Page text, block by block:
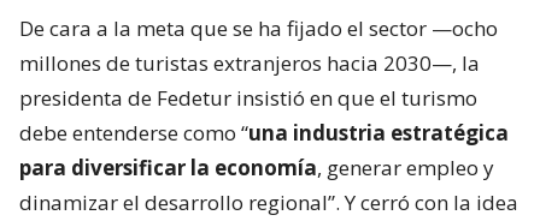
De cara a la meta que se ha fijado el sector —ocho
millones de turistas extranjeros hacia 2030—, la
presidenta de Fedetur insistió en que el turismo
debe entenderse como “una industria estratégica
para diversificar la economía, generar empleo y
dinamizar el desarrollo regional”. Y cerró con la idea